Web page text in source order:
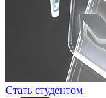
Стать студентом